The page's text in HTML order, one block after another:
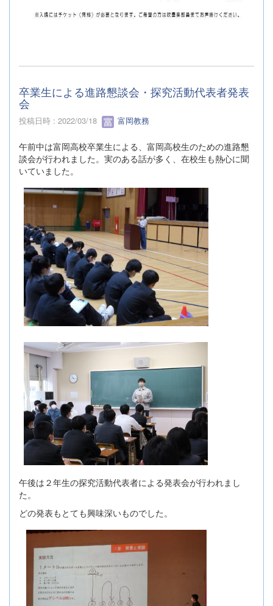
卒業生による進路懇談会・探究活動代表者発表
会
投稿日時 : 2022/03/18 富岡教務
午前中は富岡高校卒業生による、富岡高校生のための進路懇
談会が行われました。実のある話が多く、在校生も熱心に聞
いていました。
午後は２年生の探究活動代表者による発表会が行われまし
た。
どの発表もとても興味深いものでした。